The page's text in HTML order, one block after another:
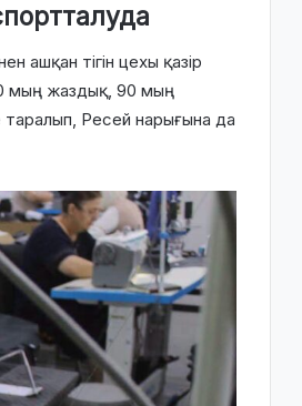
ашқан тігін цехы қазір
мың жаздық, 90 мың
таралып, Ресей нарығына да